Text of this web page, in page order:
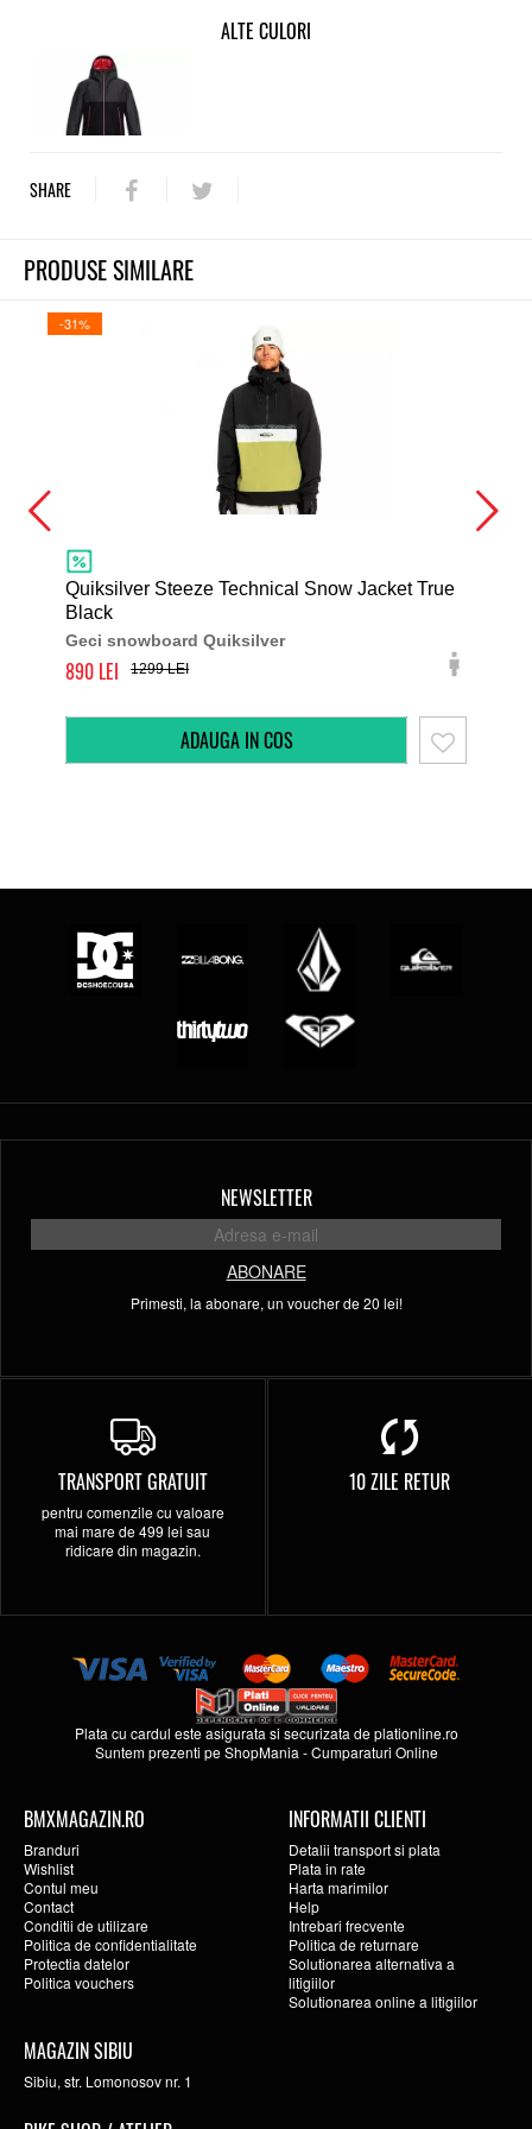
ALTE CULORI
SHARE
PRODUSE SIMILARE
-31%
Quiksilver Steeze Technical Snow Jacket True
Black
Geci snowboard Quiksilver
890 1299
NEWSLETTER
ABONARE
Primesti, la abonare, un voucher de 20 lei!
TRANSPORT GRATUIT
pentru comenzile cu valoare
mai mare de 499 lei sau
ridicare din magazin.
10 ZILE RETUR
Plata cu cardul este asigurata si securizata deplationline.ro
Suntem prezenti peShopMania -Cumparaturi Online
BMXMAGAZIN.RO
Branduri
Wishlist
Contul meu
Contact
Conditii de utilizare
Politica de confidentialitate
Protectia datelor
Politica vouchers
INFORMATII CLIENTI
Detalii transport si plata
Plata in rate
Harta marimilor
Help
Intrebari frecvente
Politica de returnare
Solutionarea alternativa a
litigiilor
Solutionarea online a litigiilor
MAGAZIN SIBIU
Sibiu, str. Lomonosov nr. 1